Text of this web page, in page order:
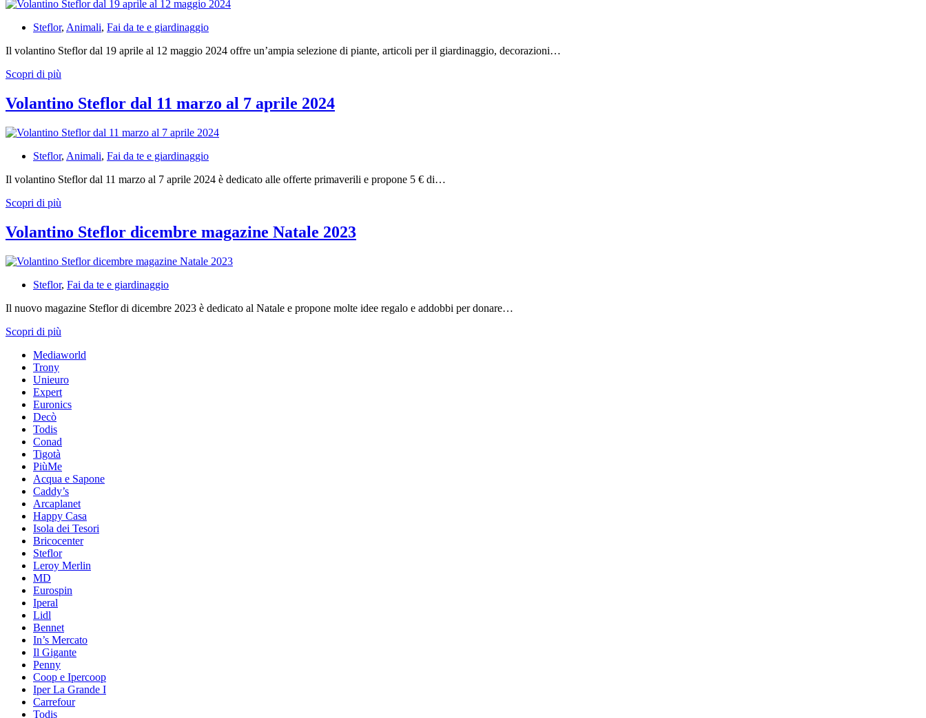
al
giugno
Steflor, Animali, Fai da te e giardinaggio
Il volantino Steflor dal 19 aprile al 12 maggio 2024 offre un’ampia selezione di piante, articoli per il giardinaggio, decorazioni…
Scopri di più
19
al
maggio
Volantino Steflor dal 11 marzo al 7 aprile 2024
Steflor, Animali, Fai da te e giardinaggio
Il volantino Steflor dal 11 marzo al 7 aprile 2024 è dedicato alle offerte primaverili e propone 5 € di…
Scopri di più
11
al
aprile
Volantino Steflor dicembre magazine Natale 2023
Steflor, Fai da te e giardinaggio
Il nuovo magazine Steflor di dicembre 2023 è dedicato al Natale e propone molte idee regalo e addobbi per donare…
Scopri di più
dicembre
Natale
2023
Mediaworld
Trony
Unieuro
Expert
Euronics
Decò
Todis
Conad
Tigotà
PiùMe
Acqua e Sapone
Caddy’s
Arcaplanet
Happy Casa
Isola dei Tesori
Bricocenter
Steflor
Leroy Merlin
MD
Eurospin
Iperal
Lidl
Bennet
In’s Mercato
Il Gigante
Penny
Coop e Ipercoop
Iper La Grande I
Carrefour
Todis